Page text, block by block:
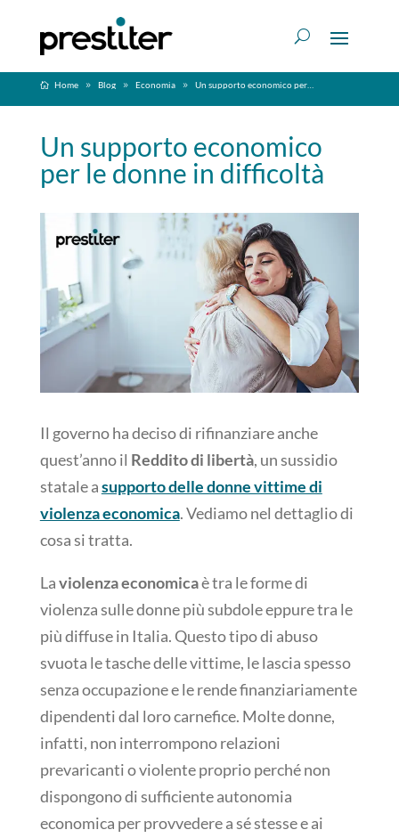
Home Blog Economia Un supporto economico per le donne in difficoltà
Un supporto economico
per le donne in difficoltà
Il governo ha deciso di rifinanziare anche
quest’anno il Reddito di libertà, un sussidio
statale asupporto delle donne vittime di
violenza economica. Vediamo nel dettaglio di
cosa si tratta.
Laviolenza economicaè tra le forme di
violenza sulle donne più subdole eppure tra le
più diffuse in Italia. Questo tipo di abuso
svuota le tasche delle vittime, le lascia spesso
senza occupazione e le rende finanziariamente
dipendenti dal loro carnefice. Molte donne,
infatti, non interrompono relazioni
prevaricanti o violente proprio perché non
dispongono di sufficiente autonomia
economica per provvedere a sé stesse e ai